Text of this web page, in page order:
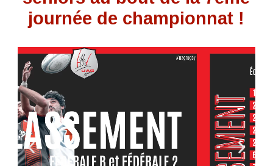
journée de championnat !